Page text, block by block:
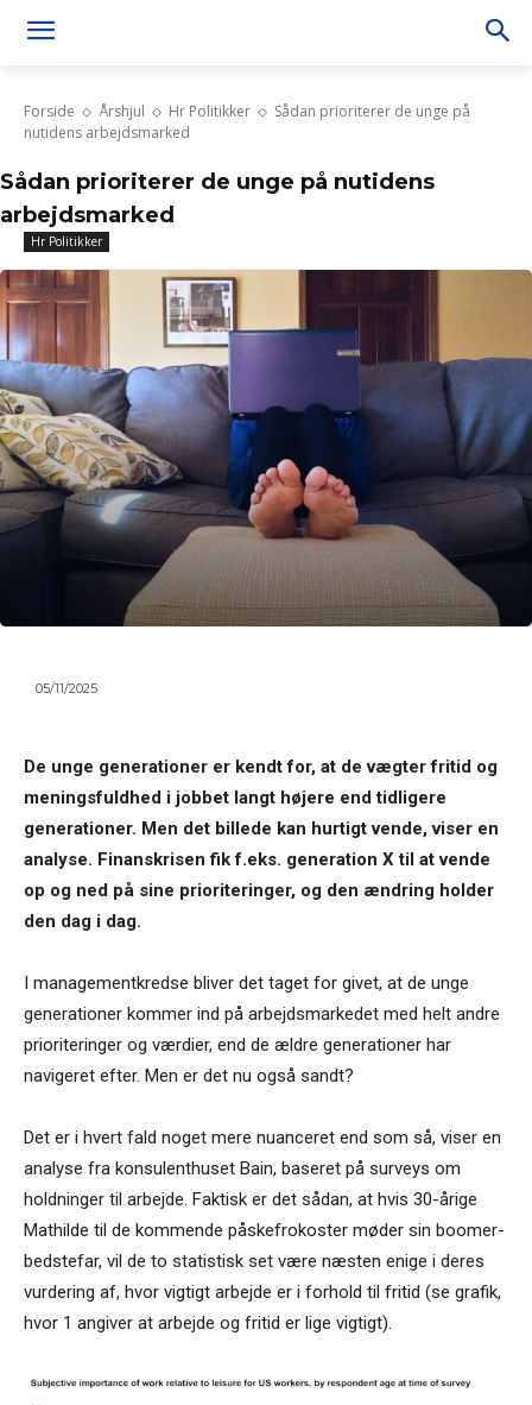
Forside Årshjul Hr Politikker
Sådan prioriterer de unge på
nutidens arbejdsmarked
Sådan prioriterer de unge på nutidens
arbejdsmarked
Hr Politikker
05/11/2025
De unge generationer er kendt for, at de vægter fritid og
meningsfuldhed i jobbet langt højere end tidligere
generationer. Men det billede kan hurtigt vende, viser en
analyse. Finanskrisen fik f.eks. generation X til at vende
op og ned på sine prioriteringer, og den ændring holder
den dag i dag.
I managementkredse bliver det taget for givet, at de unge
generationer kommer ind på arbejdsmarkedet med helt andre
prioriteringer og værdier, end de ældre generationer har
navigeret efter. Men er det nu også sandt?
Det er i hvert fald noget mere nuanceret end som så, viser en
analyse fra konsulenthuset Bain, baseret på surveys om
holdninger til arbejde. Faktisk er det sådan, at hvis 30-årige
Mathilde til de kommende påskefrokoster møder sin boomer-
bedstefar, vil de to statistisk set være næsten enige i deres
vurdering af, hvor vigtigt arbejde er i forhold til fritid (se grafik,
hvor 1 angiver at arbejde og fritid er lige vigtigt).